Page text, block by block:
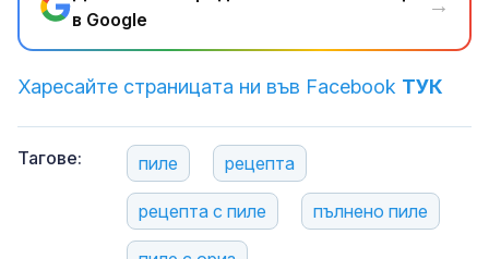
в Google
→
Харесайте страницата ни във Facebook ТУК
Тагове: пиле рецепта
рецепта с пиле пълнено пиле